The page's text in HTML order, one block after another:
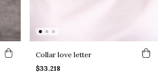
Collar love letter
$33.218